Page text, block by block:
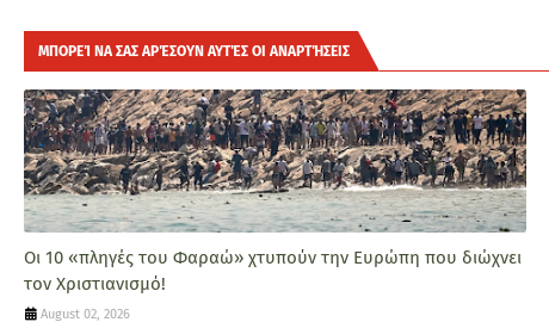
ΜΠΟΡΕΊ ΝΑ ΣΑΣ ΑΡΈΣΟΥΝ ΑΥΤΈΣ ΟΙ ΑΝΑΡΤΉΣΕΙΣ
Οι 10 «πληγές του Φαραώ» χτυπούν την Ευρώπη που διώχνει
τον Χριστιανισμό!
August 02, 2026